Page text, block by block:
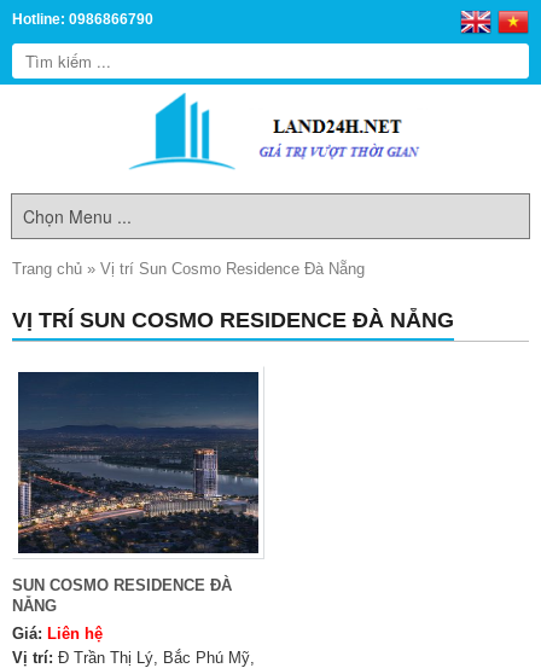
Hotline: 0986866790
Trang chủ » Vị trí Sun Cosmo Residence Đà Nẵng
VỊ TRÍ SUN COSMO RESIDENCE ĐÀ NẴNG
SUN COSMO RESIDENCE ĐÀ
NẴNG
Giá: Liên hệ
Vị trí: Đ Trần Thị Lý, Bắc Phú Mỹ,